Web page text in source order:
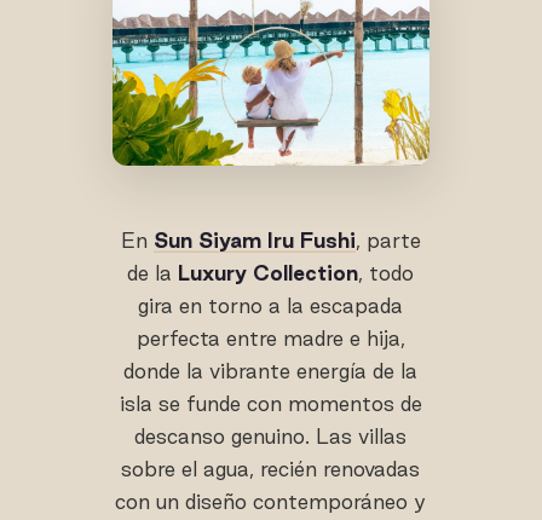
En Sun Siyam Iru Fushi, parte
de la Luxury Collection, todo
gira en torno a la escapada
perfecta entre madre e hija,
donde la vibrante energía de la
isla se funde con momentos de
descanso genuino. Las villas
sobre el agua, recién renovadas
con un diseño contemporáneo y